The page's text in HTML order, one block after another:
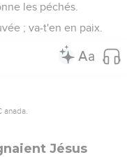
les péchés.
; va-t'en en paix.
Jésus